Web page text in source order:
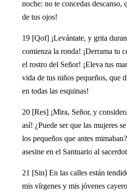
noche: no te concedas descanso,
de tus ojos!
19 [Qof] ¡Levántate, y grita
comienza la ronda! ¡Derrama tu
el rostro del Señor! ¡Eleva tus
vida de tus niños pequeños, que
en todas las esquinas!
20 [Res] ¡Mira, Señor, y
así! ¿Puede ser que las mujeres
los pequeños que antes
asesine en el Santuario al
21 [Sin] En las calles están
mis vírgenes y mis jóvenes